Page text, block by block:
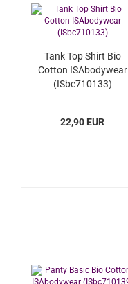
Tank Top Shirt Bio
Cotton ISAbodywear
(ISbc710133)
22,90 EUR